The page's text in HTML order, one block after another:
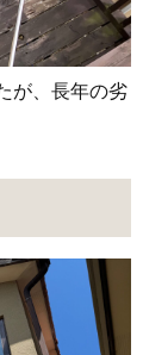
が、長年の劣